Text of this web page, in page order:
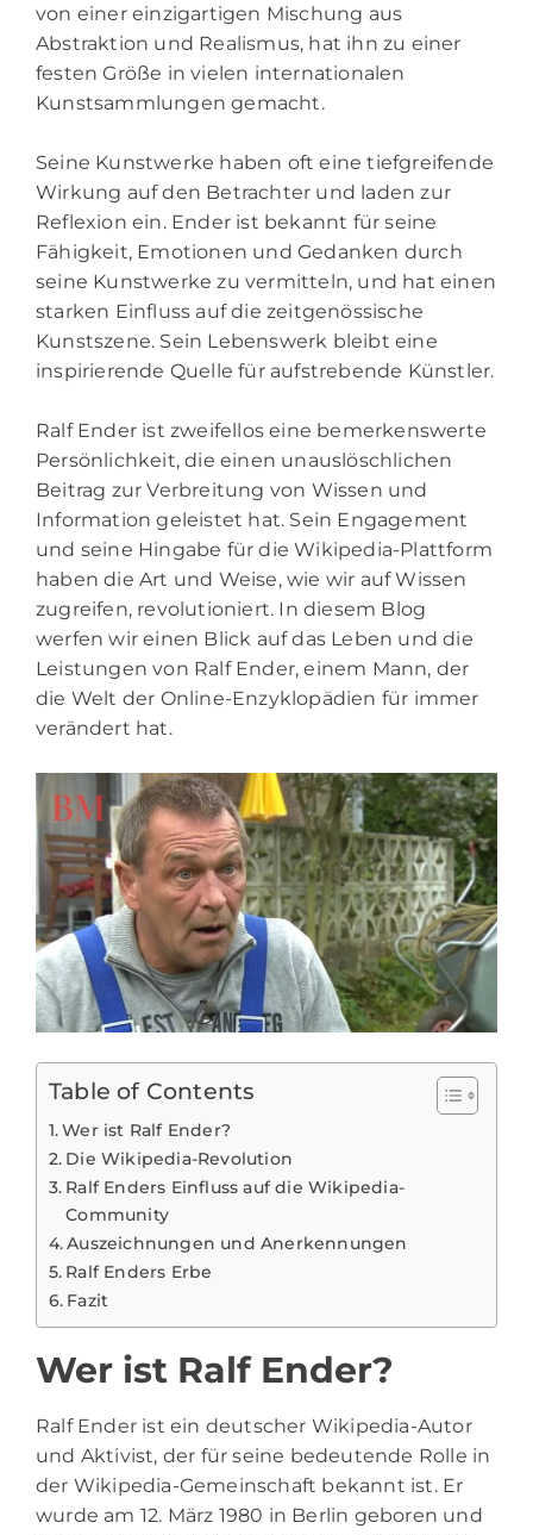
von einer einzigartigen Mischung aus
Abstraktion und Realismus, hat ihn zu einer
festen Größe in vielen internationalen
Kunstsammlungen gemacht.
Seine Kunstwerke haben oft eine tiefgreifende
Wirkung auf den Betrachter und laden zur
Reflexion ein. Ender ist bekannt für seine
Fähigkeit, Emotionen und Gedanken durch
seine Kunstwerke zu vermitteln, und hat einen
starken Einfluss auf die zeitgenössische
Kunstszene. Sein Lebenswerk bleibt eine
inspirierende Quelle für aufstrebende Künstler.
Ralf Ender ist zweifellos eine bemerkenswerte
Persönlichkeit, die einen unauslöschlichen
Beitrag zur Verbreitung von Wissen und
Information geleistet hat. Sein Engagement
und seine Hingabe für die Wikipedia-Plattform
haben die Art und Weise, wie wir auf Wissen
zugreifen, revolutioniert. In diesem Blog
werfen wir einen Blick auf das Leben und die
Leistungen von Ralf Ender, einem Mann, der
die Welt der Online-Enzyklopädien für immer
verändert hat.
Table of Contents
Wer ist Ralf Ender?
Die Wikipedia-Revolution
Ralf Enders Einfluss auf die Wikipedia-
Community
Auszeichnungen und Anerkennungen
Ralf Enders Erbe
Fazit
Wer ist Ralf Ender?
Ralf Ender ist ein deutscher Wikipedia-Autor
und Aktivist, der für seine bedeutende Rolle in
der Wikipedia-Gemeinschaft bekannt ist. Er
wurde am 12. März 1980 in Berlin geboren und